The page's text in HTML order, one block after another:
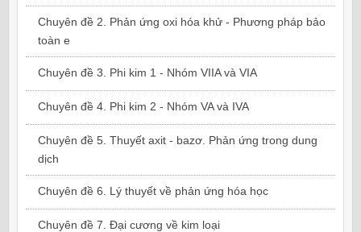
Chuyên đề 2. Phản ứng oxi hóa khử - Phương pháp bảo
toàn e
Chuyên đề 3. Phi kim 1 - Nhóm VIIA và VIA
Chuyên đề 4. Phi kim 2 - Nhóm VA và IVA
Chuyên đề 5. Thuyết axit - bazơ. Phản ứng trong dung
dịch
Chuyên đề 6. Lý thuyết về phản ứng hóa học
Chuyên đề 7. Đại cương về kim loại